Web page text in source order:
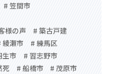
# 笠間市
様の声
# 築古戸建
綾瀬市
# 練馬区
生市
# 習志野市
死 # 船橋市
# 茂原市